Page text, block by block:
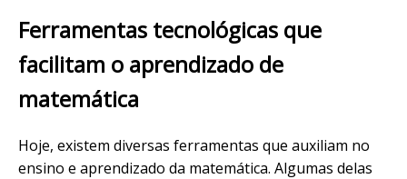
Ferramentas tecnológicas que
facilitam o aprendizado de
matemática
Hoje, existem diversas ferramentas que auxiliam no
ensino e aprendizado da matemática. Algumas delas